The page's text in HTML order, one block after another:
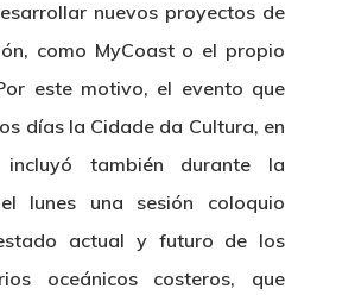
nuevos proyectos de
como MyCoast o el propio
este motivo, el evento que
días la Cidade da Cultura, en
incluyó también durante la
lunes una sesión coloquio
actual y futuro de los
oceánicos costeros, que